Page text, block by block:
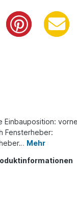
Einbauposition:
Fensterheber:
Mehr